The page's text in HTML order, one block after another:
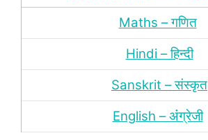
Maths – गणित
Hindi – हिन्‍दी
Sanskrit – संस्‍कृत
English – अंंग्रेजी